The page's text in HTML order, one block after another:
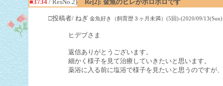
■3734/ ResNo.2) Re[2]: 金魚のヒレがボロボロです
□投稿者/ ねぎ 金魚好き（飼育歴３ヶ月未満）(5回)-(2020/09/
ヒデブさま
返信ありがとうございます。
細かく様子を見て治療していきたいと思います。
薬浴に入る前に塩浴で様子を見たいと思うのですが